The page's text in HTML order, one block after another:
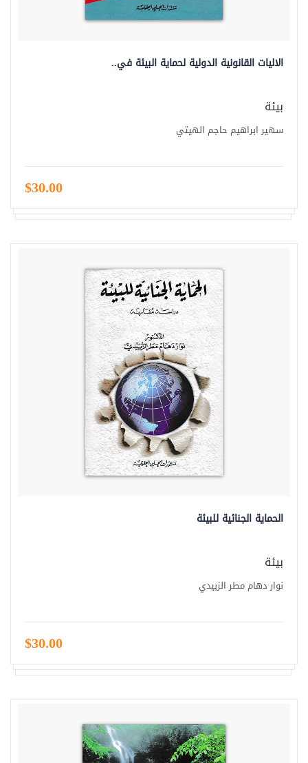
الاليات القانونية الدولية لحماية البيئة في..
بيئة
سهير ابراهيم حاجم الهيتي
$30.00
الحماية الجنائية للبيئة
بيئة
نوار دهام مطر الزبيدي
$30.00